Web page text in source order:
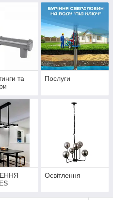
та
Послуги
Освітлення